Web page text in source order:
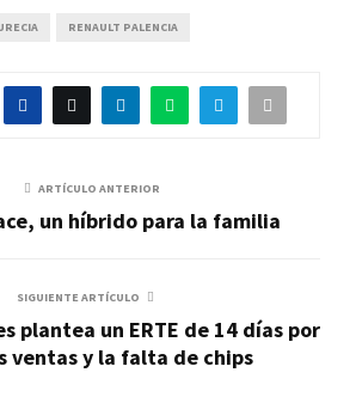
RENAULT PALENCIA
ARTÍCULO ANTERIOR
un híbrido para la familia
SIGUIENTE ARTÍCULO
plantea un ERTE de 14 días por
ventas y la falta de chips